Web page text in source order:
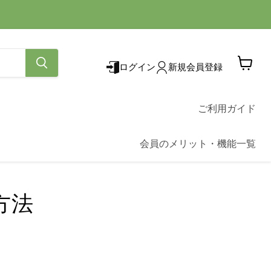
ログイン 新規会員登録
を
ご利用ガイド
会員のメリット・機能一覧
法